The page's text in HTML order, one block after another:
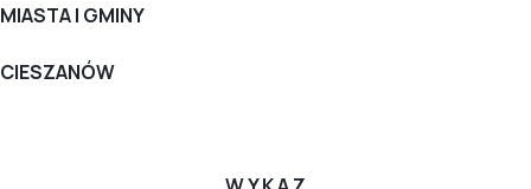
MIASTA I GMINY
CIESZANÓW